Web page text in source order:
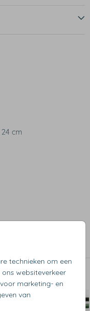
technieken om een
websiteverkeer
marketing- en
van
cm
met rits
achterzijde tegen